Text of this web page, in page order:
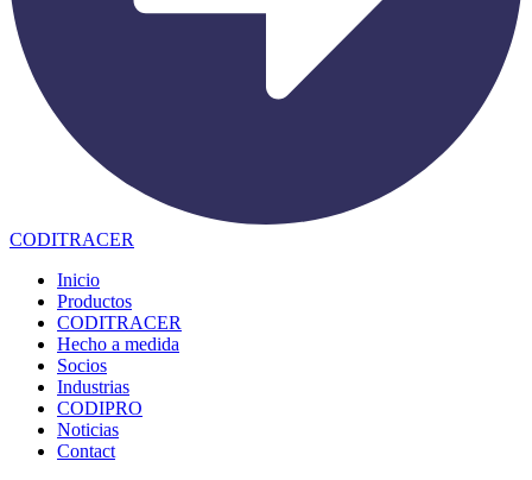
CODITRACER
Inicio
Productos
CODITRACER
Hecho a medida
Socios
Industrias
CODIPRO
Noticias
Contact